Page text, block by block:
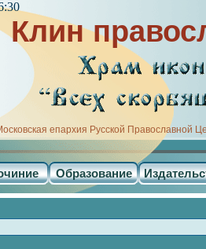
Клин
епархия Русской Православной
Образование